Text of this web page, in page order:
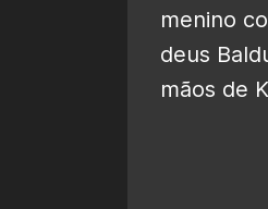
menino
deus
mãos de